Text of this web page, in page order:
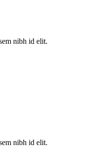
nibh id elit.
nibh id elit.